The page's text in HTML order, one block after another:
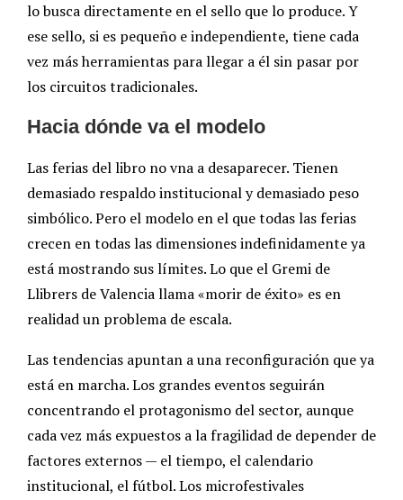
lo busca directamente en el sello que lo produce. Y
ese sello, si es pequeño e independiente, tiene cada
vez más herramientas para llegar a él sin pasar por
los circuitos tradicionales.
Hacia dónde va el modelo
Las ferias del libro no vna a desaparecer. Tienen
demasiado respaldo institucional y demasiado peso
simbólico. Pero el modelo en el que todas las ferias
crecen en todas las dimensiones indefinidamente ya
está mostrando sus límites. Lo que el Gremi de
Llibrers de Valencia llama «morir de éxito» es en
realidad un problema de escala.
Las tendencias apuntan a una reconfiguración que ya
está en marcha. Los grandes eventos seguirán
concentrando el protagonismo del sector, aunque
cada vez más expuestos a la fragilidad de depender de
factores externos — el tiempo, el calendario
institucional, el fútbol. Los microfestivales